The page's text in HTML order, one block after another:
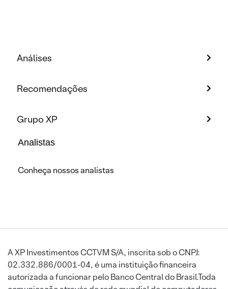
Análises
Recomendações
Grupo XP
Analistas
Conheça nossos analistas
A XP Investimentos CCTVM S/A, inscrita sob o CNPJ:
02.332.886/0001-04, é uma instituição financeira
autorizada a funcionar pelo Banco Central do Brasil.Toda